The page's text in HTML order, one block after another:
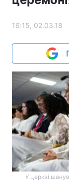
16:15, 02.03.18
У церкві